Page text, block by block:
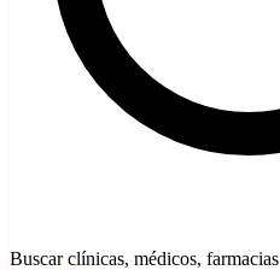
Buscar clínicas, médicos, farmacias